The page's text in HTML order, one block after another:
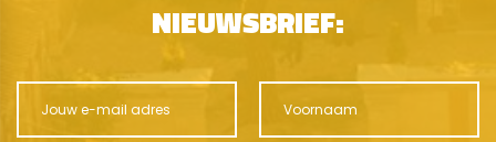
NIEUWSBRIEF: